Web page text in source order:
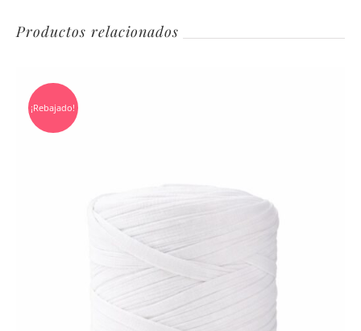
Productos relacionados
¡Rebajado!